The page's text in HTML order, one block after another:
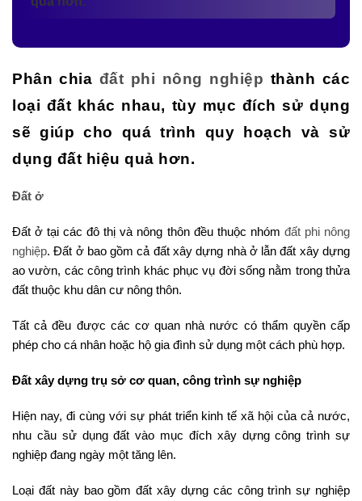
Phân chia đất phi nông nghiệp thành các
loại đất khác nhau, tùy mục đích sử dụng
sẽ giúp cho quá trình quy hoạch và sử
dụng đất hiệu quả hơn.
Đất ở
Đất ở tại các đô thị và nông thôn đều thuộc nhóm đất phi nông
nghiệp. Đất ở bao gồm cả đất xây dựng nhà ở lẫn đất xây dựng
ao vườn, các công trình khác phục vụ đời sống nằm trong thửa
đất thuộc khu dân cư nông thôn.
Tất cả đều được các cơ quan nhà nước có thẩm quyền cấp
phép cho cá nhân hoặc hộ gia đình sử dụng một cách phù hợp.
Đất xây dựng trụ sở cơ quan, công trình sự nghiệp
Hiện nay, đi cùng với sự phát triển kinh tế xã hội của cả nước,
nhu cầu sử dụng đất vào mục đích xây dựng công trình sự
nghiệp đang ngày một tăng lên.
Loại đất này bao gồm đất xây dựng các công trình sự nghiệp